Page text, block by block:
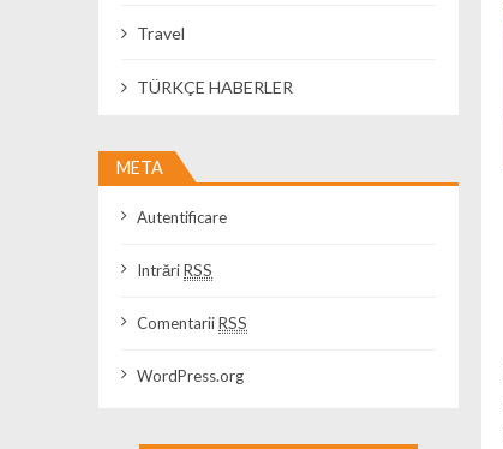
Travel
TÜRKÇE HABERLER
META
Autentificare
IntrăriRSS
ComentariiRSS
WordPress.org